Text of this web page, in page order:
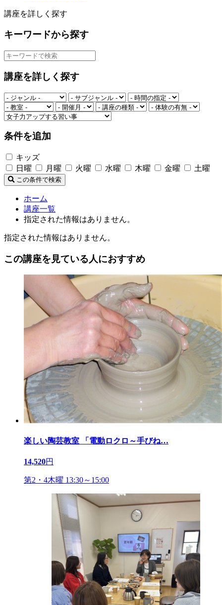
講座を詳しく探す
キーワードから探す
講座を詳しく探す
条件を追加
キッズ
日曜
月曜 火曜 水曜 木曜 金曜 土曜
この条件で検索
ホーム
講座一覧
指定された情報はありません。
指定された情報はありません。
この講座を見ている人におすすめ
楽しい陶芸教室 「電動ロクロ～手びね…
14,520円
第2・4木曜 13:30～15:00